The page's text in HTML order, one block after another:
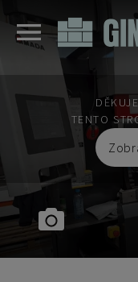
TENTO